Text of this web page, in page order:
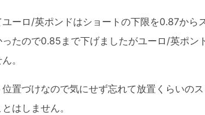
ーロ/英ポンドはショートの下限を0.87から
ったので0.85まで下げましたがユーロ/英ポ
。
置づけなので気にせず忘れて放置くらいの
はしません。